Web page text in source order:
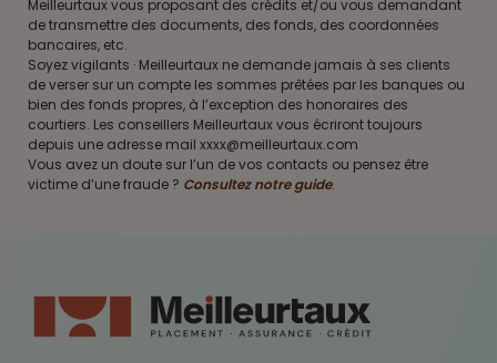
Meilleurtaux vous proposant des crédits et/ou vous demandant
de transmettre des documents, des fonds, des coordonnées
bancaires, etc.
Soyez vigilants · Meilleurtaux ne demande jamais à ses clients
de verser sur un compte les sommes prêtées par les banques ou
bien des fonds propres, à l’exception des honoraires des
courtiers. Les conseillers Meilleurtaux vous écriront toujours
depuis une adresse mail xxxx@meilleurtaux.com
Vous avez un doute sur l’un de vos contacts ou pensez être
victime d’une fraude ? Consultez notre guide.